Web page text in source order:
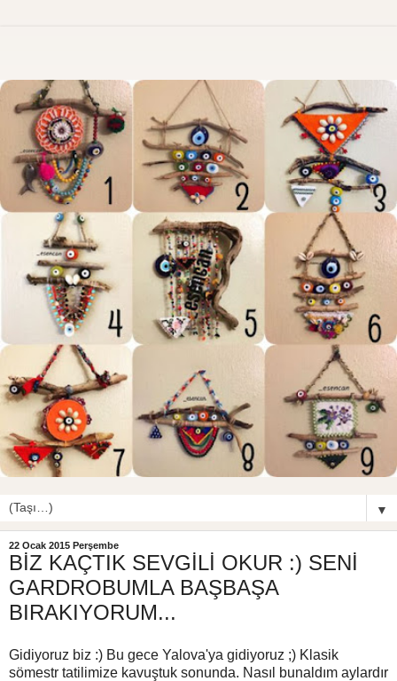
▼
22 Ocak 2015 Perşembe
BİZ KAÇTIK SEVGİLİ OKUR :) SENİ
GARDROBUMLA BAŞBAŞA
BIRAKIYORUM...
Gidiyoruz biz :) Bu gece Yalova'ya gidiyoruz ;) Klasik
sömestr tatilimize kavuştuk sonunda. Nasıl bunaldım aylardır